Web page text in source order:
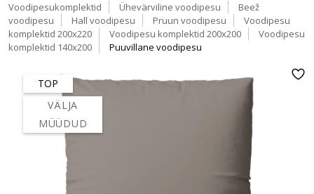
Voodipesukomplektid Ühevärviline voodipesu
Beež
voodipesu
Hall voodipesu Pruun voodipesu
Voodipesu
komplektid 200x220
Voodipesu komplektid 200x200
Voodipesu
komplektid 140x200
Puuvillane voodipesu
TOP
VÄLJA
MÜÜDUD